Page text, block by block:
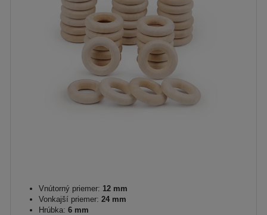
Vnútorný priemer: 12 mm
Vonkajší priemer: 24 mm
Hrúbka: 6 mm